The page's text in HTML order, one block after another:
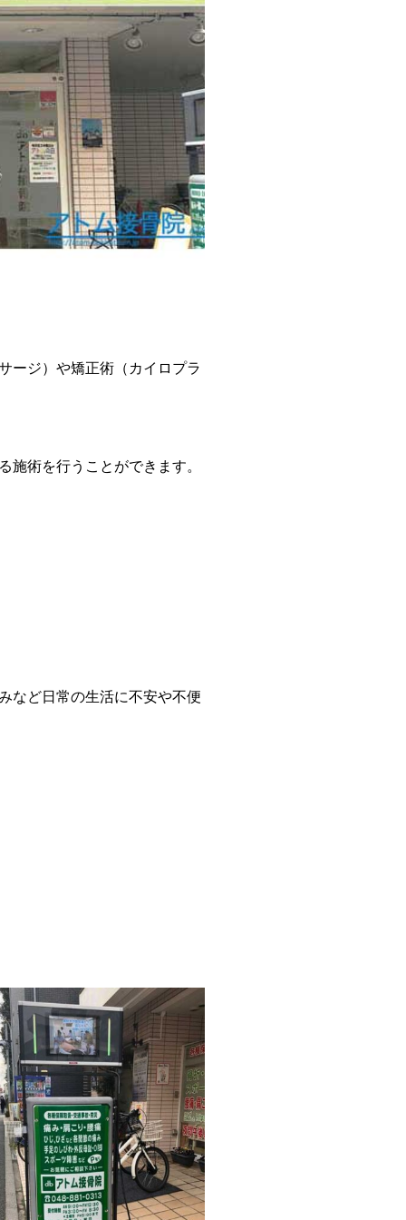
ージ）や矯正術（カイロプラ
術を行うことができます。
など日常の生活に不安や不便